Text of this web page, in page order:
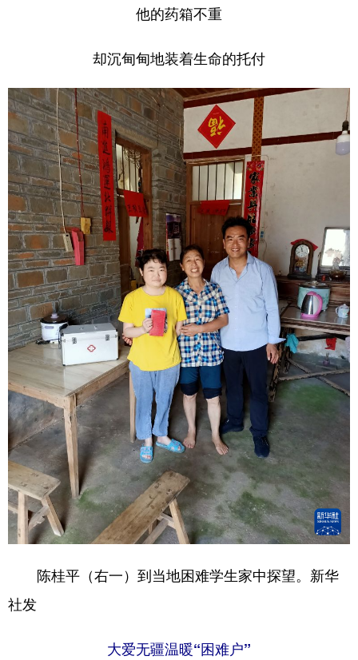
他的药箱不重
却沉甸甸地装着生命的托付
陈桂平（右一）到当地困难学生家中探望。新华
社发
大爱无疆温暖“困难户”